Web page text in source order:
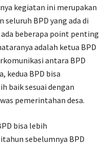
kegiatan ini merupakan
BPD yang ada di
beberapa point penting
adalah ketua BPD
antara BPD
kedua BPD bisa
baik sesuai dengan
pemerintahan desa.
bisa lebih
sebelumnya BPD